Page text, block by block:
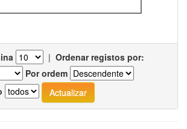
| Ordenar registos por:
Por ordem